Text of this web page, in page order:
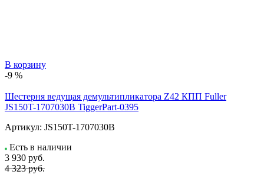
В корзину
-9 %
Шестерня ведущая демультипликатора Z42 КПП Fuller
JS150T-1707030B TiggerPart-0395
Артикул: JS150T-1707030B
Есть в наличии
3 930 руб.
4 323 руб.